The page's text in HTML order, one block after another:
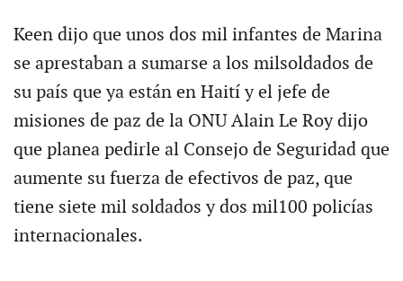
Keen dijo que unos dos mil infantes de Marina
se aprestaban a sumarse a los milsoldados de
su país que ya están en Haití y el jefe de
misiones de paz de la ONU Alain Le Roy dijo
que planea pedirle al Consejo de Seguridad que
aumente su fuerza de efectivos de paz, que
tiene siete mil soldados y dos mil100 policías
internacionales.